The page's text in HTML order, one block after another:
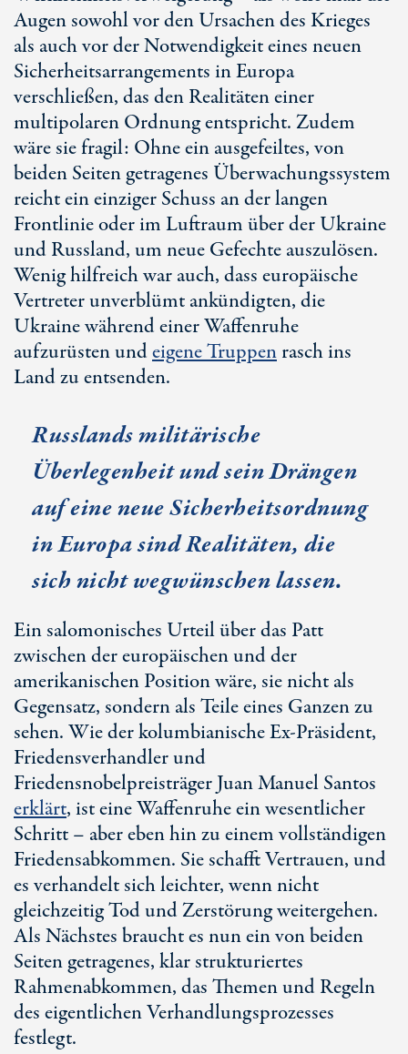
Augen sowohl vor den Ursachen des Krieges
als auch vor der Notwendigkeit eines neuen
Sicherheitsarrangements in Europa
verschließen, das den Realitäten einer
multipolaren Ordnung entspricht. Zudem
wäre sie fragil: Ohne ein ausgefeiltes, von
beiden Seiten getragenes Überwachungssystem
reicht ein einziger Schuss an der langen
Frontlinie oder im Luftraum über der Ukraine
und Russland, um neue Gefechte auszulösen.
Wenig hilfreich war auch, dass europäische
Vertreter unverblümt ankündigten, die
Ukraine während einer Waffenruhe
aufzurüsten undeigene Truppenrasch ins
Land zu entsenden.
Russlands militärische
Überlegenheit und sein Drängen
auf eine neue Sicherheitsordnung
in Europa sind Realitäten, die
sich nicht wegwünschen lassen.
Ein salomonisches Urteil über das Patt
zwischen der europäischen und der
amerikanischen Position wäre, sie nicht als
Gegensatz, sondern als Teile eines Ganzen zu
sehen. Wie der kolumbianischeEx-Präsident,
Friedensverhandler und
Friedensnobelpreisträger Juan Manuel Santos
erklärt, ist eine Waffenruhe ein wesentlicher
Schritt – aber eben hin zu einem vollständigen
Friedensabkommen. Sie schafft Vertrauen, und
es verhandelt sich leichter, wenn nicht
gleichzeitig Tod und Zerstörung weitergehen.
Als Nächstes braucht es nun ein von beiden
Seiten getragenes, klar strukturiertes
Rahmenabkommen, das Themen und Regeln
des eigentlichen Verhandlungsprozesses
festlegt.